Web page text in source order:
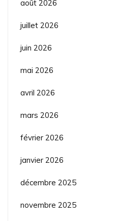
août 2026
juillet 2026
juin 2026
mai 2026
avril 2026
mars 2026
février 2026
janvier 2026
décembre 2025
novembre 2025